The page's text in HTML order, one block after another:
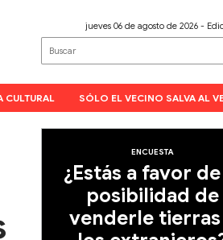
jueves 06 de agosto de 2026 -
CULTURAL SÓLO EL VECINO SALVA AL
ENCUESTA
¿Estás a favor
posibilidad de
venderle tierras